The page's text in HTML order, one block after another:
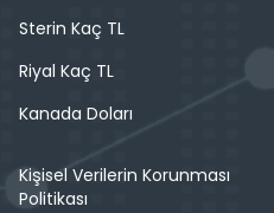
Sterin Kaç TL
Riyal Kaç TL
Kanada Doları
Kişisel Verilerin Korunması
Politikası